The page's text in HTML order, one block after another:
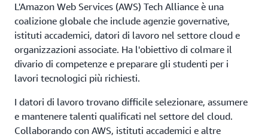
L'Amazon Web Services (AWS) Tech Alliance è una
coalizione globale che include agenzie governative,
istituti accademici, datori di lavoro nel settore cloud e
organizzazioni associate. Ha l'obiettivo di colmare il
divario di competenze e preparare gli studenti per i
lavori tecnologici più richiesti.
I datori di lavoro trovano difficile selezionare, assumere
e mantenere talenti qualificati nel settore del cloud.
Collaborando con AWS, istituti accademici e altre